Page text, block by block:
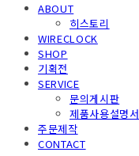
ABOUT
히스토리
WIRECLOCK
SHOP
기획전
SERVICE
문의게시판
제품사용설명서
주문제작
CONTACT